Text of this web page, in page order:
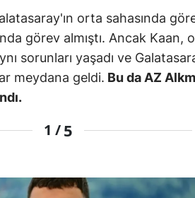
Çorum
Denizli
Diyarbakır
Erzincan
orta sahasında
görev almıştı. Ancak Kaan,
sorunları yaşadı ve
meydana geldi. Bu da AZ
1 /5